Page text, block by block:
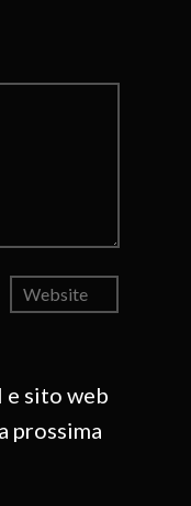
e sito web
prossima